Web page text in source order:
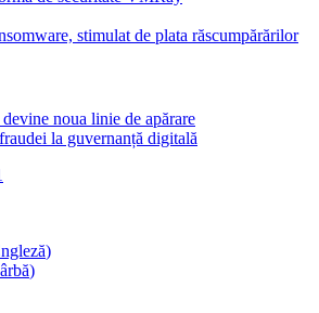
stimulat de plata răscumpărărilor
noua linie de apărare
la guvernanță digitală
)
)